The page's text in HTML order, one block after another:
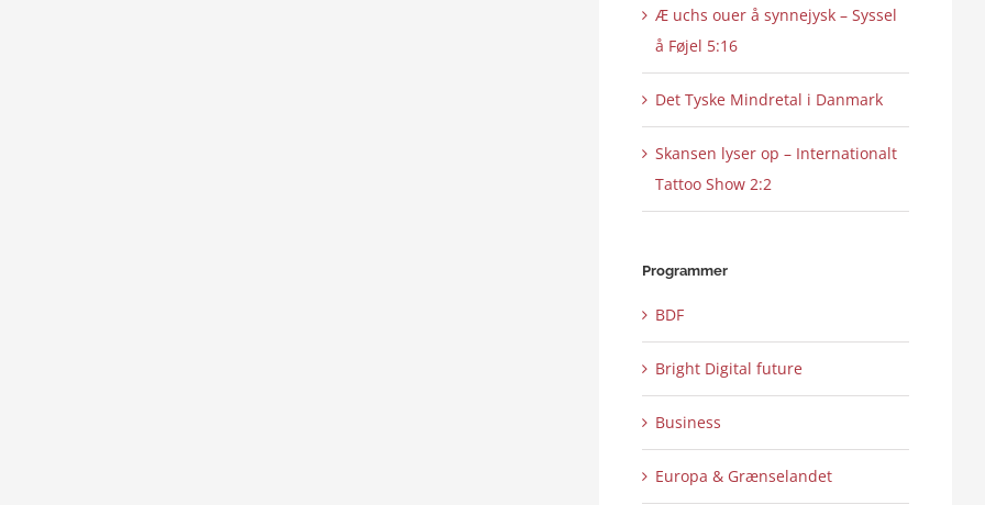
Æ uchs ouer å synnejysk – Syssel
å Føjel 5:16
Det Tyske Mindretal i Danmark
Skansen lyser op – Internationalt
Tattoo Show 2:2
Programmer
BDF
Bright Digital future
Business
Europa & Grænselandet